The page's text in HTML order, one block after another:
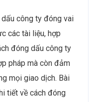
công ty đóng vai
các tài liệu, hợp
đóng dấu công ty
pháp mà còn đảm
mọi giao dịch. Bài
tiết về cách đóng